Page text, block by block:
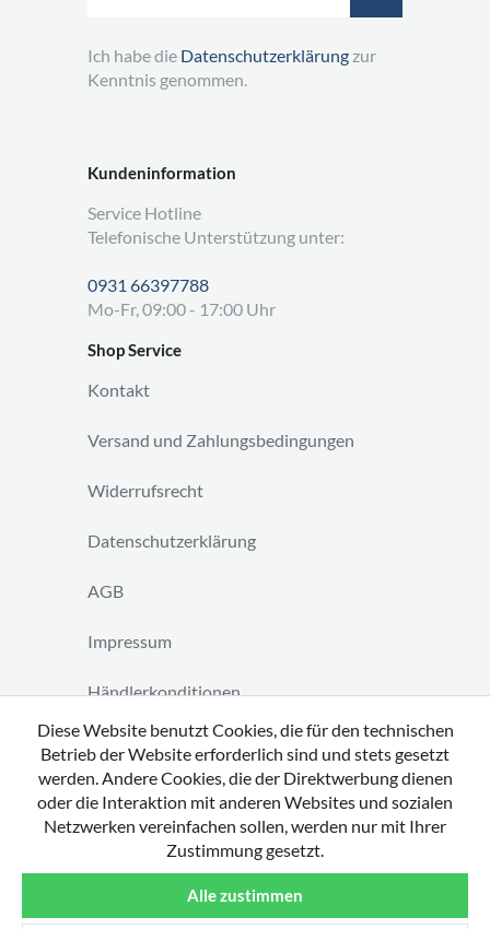
Kundeninformation
Service Hotline
Telefonische Unterstützung unter:
0931 66397788
Mo-Fr, 09:00 - 17:00 Uhr
Shop Service
Kontakt
Versand und Zahlungsbedingungen
Widerrufsrecht
Datenschutzerklärung
AGB
Impressum
Händlerkonditionen
Vertrag widerrufen
Ich habe die Datenschutzerklärung zur
Kenntnis genommen.
Diese Website benutzt Cookies, die für den technischen
Betrieb der Website erforderlich sind und stets gesetzt
werden. Andere Cookies, die der Direktwerbung dienen
oder die Interaktion mit anderen Websites und sozialen
Netzwerken vereinfachen sollen, werden nur mit Ihrer
Zustimmung gesetzt.